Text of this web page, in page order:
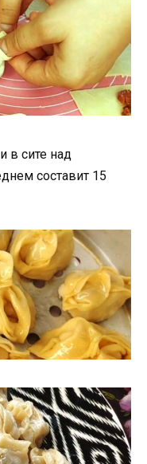
в сите над
составит 15